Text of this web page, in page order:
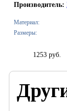
Производитель:
Материал:
Размеры:
1253 руб.